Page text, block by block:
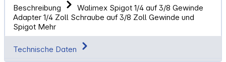
Beschreibung
Walimex Spigot 1/4 auf 3/8 Gewinde
Adapter 1/4 Zoll Schraube auf 3/8 Zoll Gewinde und
Spigot Mehr
Technische Daten